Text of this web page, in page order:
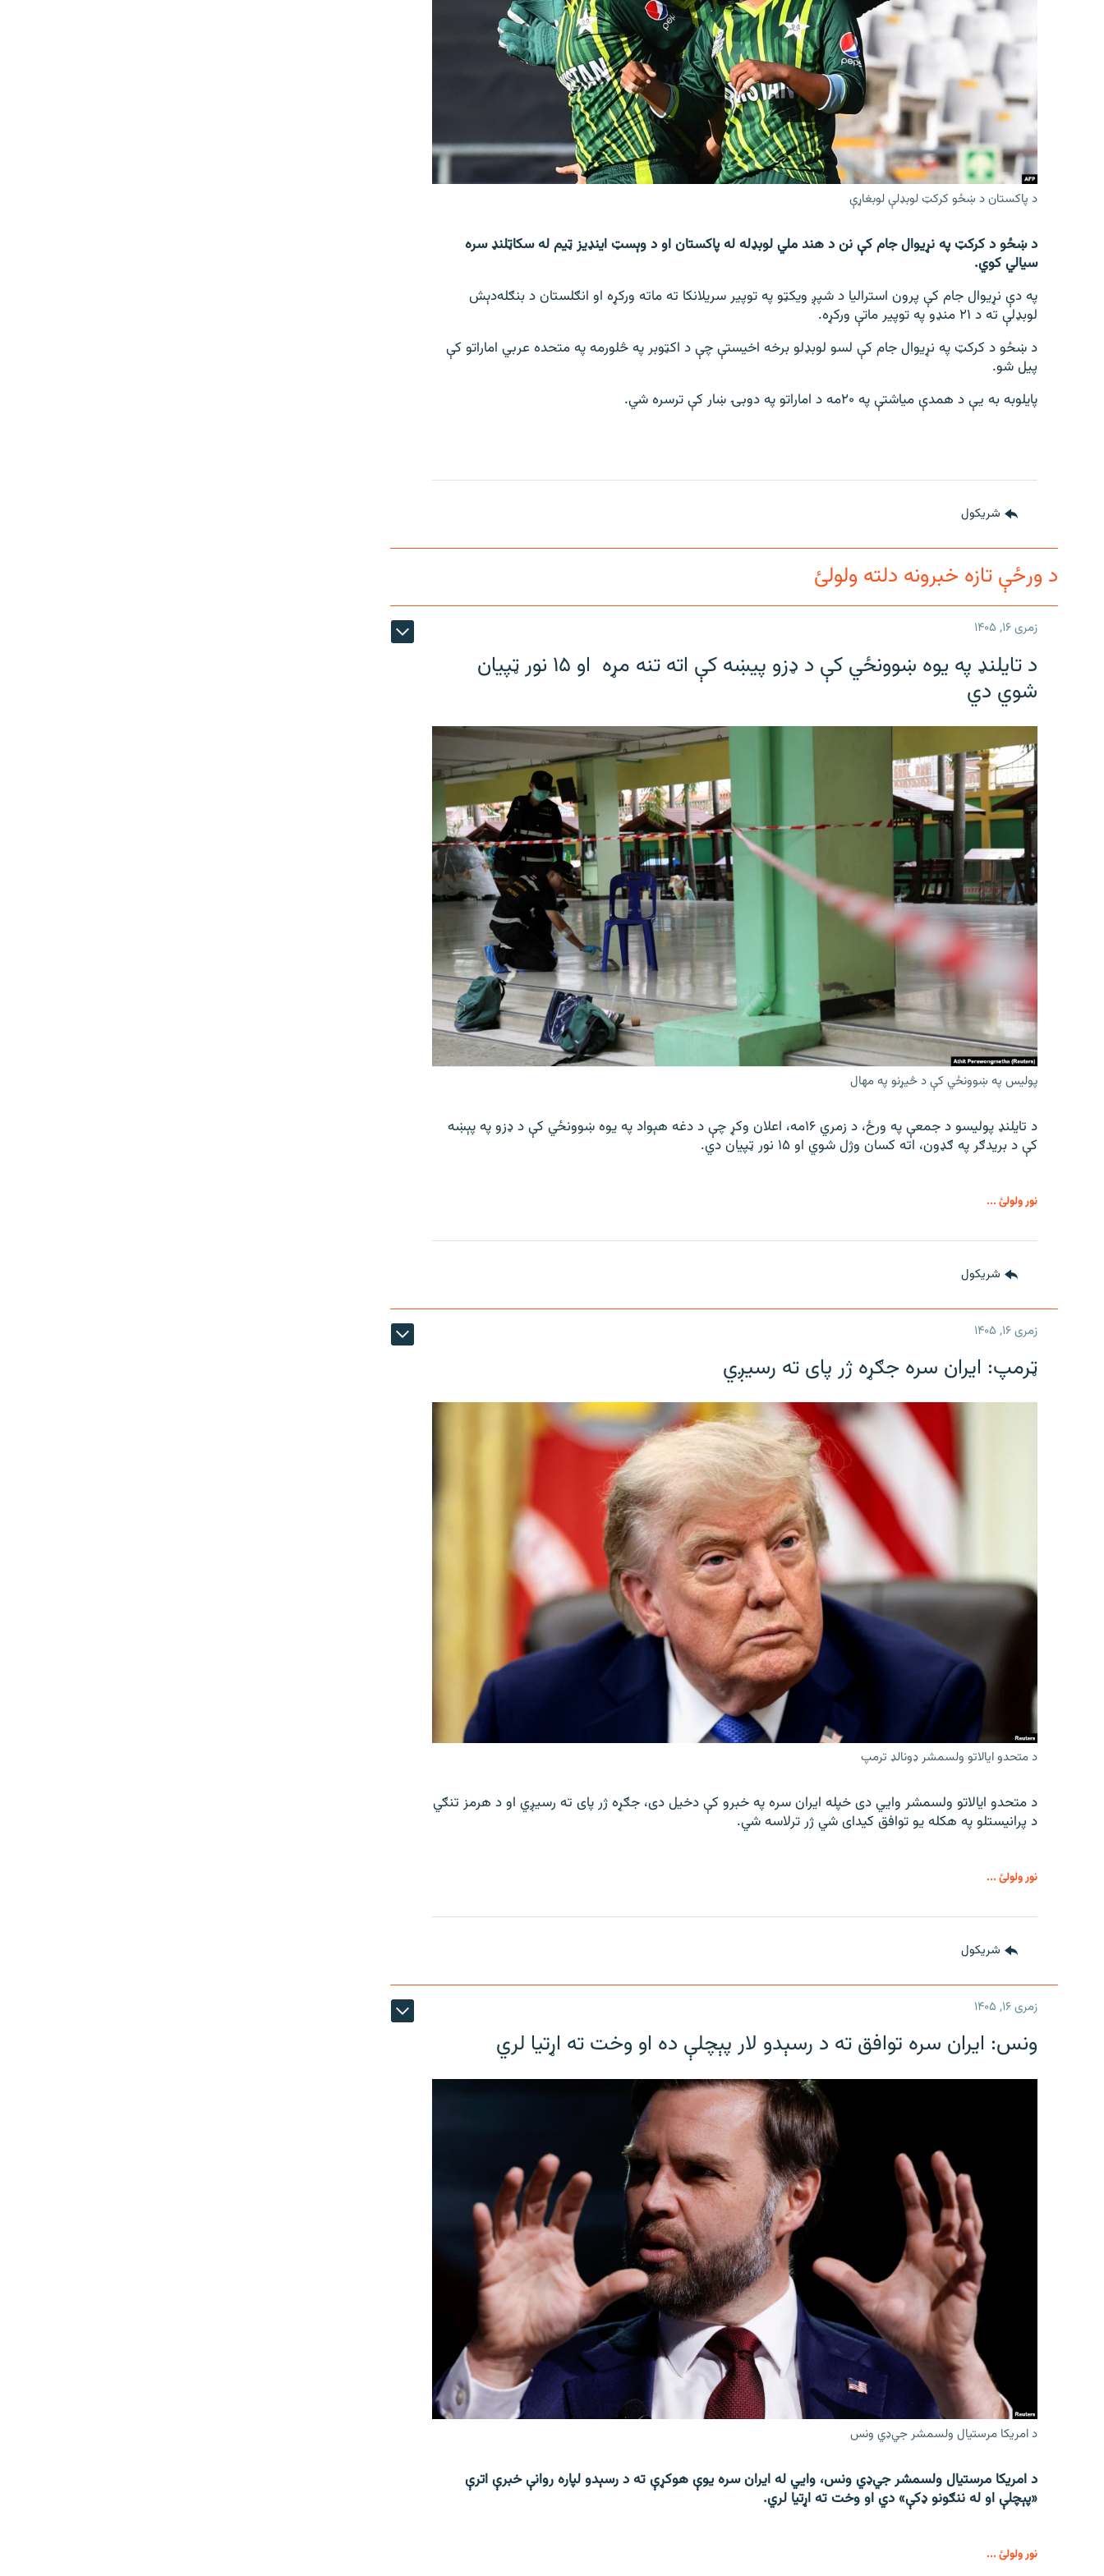
د پاکستان د ښځو کرکټ لوبډلې لوبغاړې
د ښځو د کرکټ په نړیوال جام کې نن د هند ملي لوبډله له پاکستان او د وېسټ اینډیز ټیم له سکاټلنډ سره
سیالي کوي.
په دې نړیوال جام کې پرون استرالیا د شپږ ویکټو په توپیر سریلانکا ته ماته ورکړه او انګلستان د بنګله‌دېش
لوبډلې ته د ۲۱ منډو په توپیر ماتې ورکړه.
د ښځو د کرکټ په نړیوال جام کې لسو لوبډلو برخه اخیستې چې د اکټوبر په څلورمه په متحده عربي اماراتو کې
پيل شو.
پایلوبه به یې د همدې میاشتې په ۲۰مه د اماراتو په دوبۍ ښار کې ترسره شي.
شريکول
د ورځې تازه خبرونه دلته ولولئ
زمری ۱۶, ۱۴۰۵
د تایلنډ په یوه ښوونځي کې د ډزو پیښه کې اته تنه مړه او ۱۵ نور ټپیان
شوي دي
پولیس په ښوونځي کې د څیړنو په مهال
د تایلنډ پولیسو د جمعې په ورځ، د زمري ۱۶مه، اعلان وکړ چې د دغه هېواد په یوه ښوونځي کې د ډزو په پېښه
کې د بریدګر په ګډون، اته کسان وژل شوي او ۱۵ نور ټپیان دي.
نور ولولئ ...
شريکول
زمری ۱۶, ۱۴۰۵
ټرمپ: ایران سره جګړه ژر پای ته رسیږي
د متحدو ایالاتو ولسمشر ډونالډ ترمپ
د متحدو ایالاتو ولسمشر وايي دی خپله ایران سره په خبرو کې دخیل دی، جګړه ژر پای ته رسیږي او د هرمز تنګي
د پرانیستلو په هکله یو توافق کیدای شي ژر ترلاسه شي.
نور ولولئ ...
شريکول
زمری ۱۶, ۱۴۰۵
ونس: ایران سره توافق ته د رسېدو لار پېچلې ده او وخت ته اړتیا لري
د امریکا مرستیال ولسمشر جي‌ډي ونس
د امریکا مرستیال ولسمشر جي‌ډي ونس، وايي له ایران سره یوې هوکړې ته د رسېدو لپاره روانې خبرې اترې
«پېچلې او له ننګونو ډکې» دي او وخت ته اړتیا لري.
نور ولولئ ...